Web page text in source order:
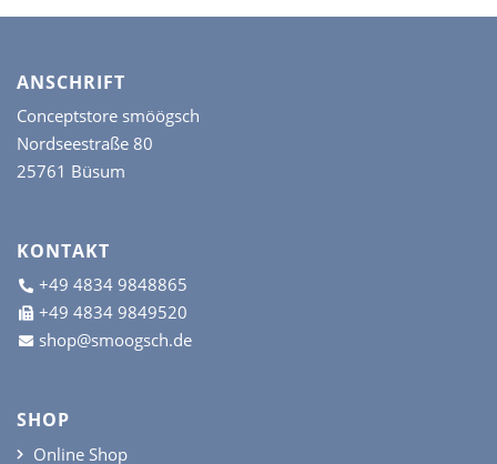
ANSCHRIFT
Conceptstore smöögsch
Nordseestraße 80
25761 Büsum
KONTAKT
+49 4834 9848865
+49 4834 9849520
shop@smoogsch.de
SHOP
Online Shop